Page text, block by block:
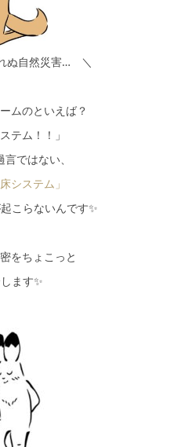
ぬ自然災害… ＼
ムのといえば？
テム！！」
ではない、
システム」
こらないんです✨
をちょこっと
ます✨